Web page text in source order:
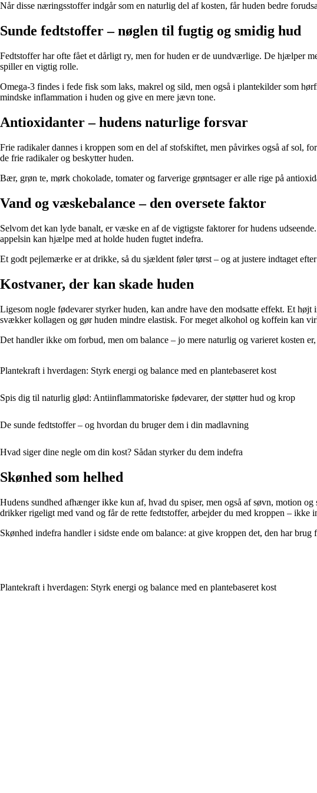
Når disse næringsstoffer indgår som en naturlig del af kosten, får huden bedre
Sunde fedtstoffer – nøglen til fugtig og smidig hud
Fedtstoffer har ofte fået et dårligt ry, men for huden er de uundværlige. De hjælper
spiller en vigtig rolle.
Omega-3 findes i fede fisk som laks, makrel og sild, men også i plantekilder som
mindske inflammation i huden og give en mere jævn tone.
Antioxidanter – hudens naturlige forsvar
Frie radikaler dannes i kroppen som en del af stofskiftet, men påvirkes også af sol,
de frie radikaler og beskytter huden.
Bær, grøn te, mørk chokolade, tomater og farverige grøntsager er alle rige på
Vand og væskebalance – den oversete faktor
Selvom det kan lyde banalt, er væske en af de vigtigste faktorer for hudens
appelsin kan hjælpe med at holde huden fugtet indefra.
Et godt pejlemærke er at drikke, så du sjældent føler tørst – og at justere indtaget
Kostvaner, der kan skade huden
Ligesom nogle fødevarer styrker huden, kan andre have den modsatte effekt. Et
svækker kollagen og gør huden mindre elastisk. For meget alkohol og koffein kan
Det handler ikke om forbud, men om balance – jo mere naturlig og varieret kosten
Plantekraft i hverdagen: Styrk energi og balance med en plantebaseret kost
Spis dig til naturlig glød: Antiinflammatoriske fødevarer, der støtter hud og krop
De sunde fedtstoffer – og hvordan du bruger dem i din madlavning
Hvad siger dine negle om din kost? Sådan styrker du dem indefra
Skønhed som helhed
Hudens sundhed afhænger ikke kun af, hvad du spiser, men også af søvn, motion
drikker rigeligt med vand og får de rette fedtstoffer, arbejder du med kroppen – ikke
Skønhed indefra handler i sidste ende om balance: at give kroppen det, den har brug
Plantekraft i hverdagen: Styrk energi og balance med en plantebaseret kost